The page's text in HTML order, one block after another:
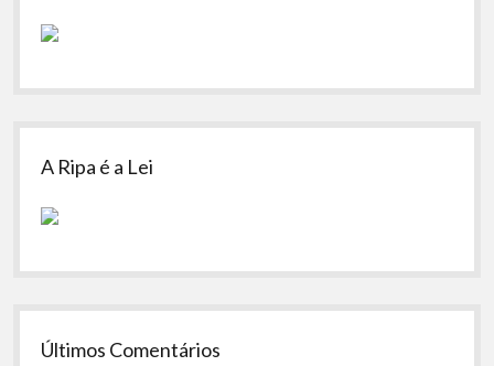
A Ripa é a Lei
Últimos Comentários